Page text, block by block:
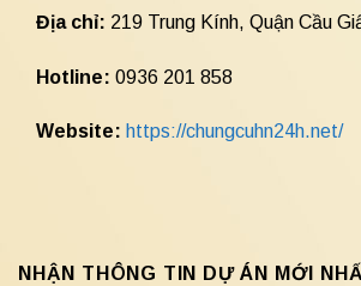
Địa chỉ: 219 Trung Kính, Quận Cầu
Hotline: 0936 201 858
Website: https://chungcuhn24h.net/
NHẬN THÔNG TIN DỰ ÁN MỚI